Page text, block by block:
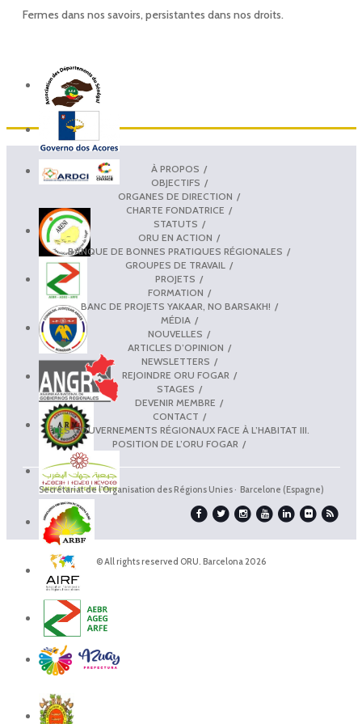
Fermes dans nos savoirs, persistantes dans nos droits.
À PROPOS
OBJECTIFS
ORGANES DE DIRECTION
CHARTE FONDATRICE
STATUTS
ORU EN ACTION
BANQUE DE BONNES PRATIQUES RÉGIONALES
GROUPES DE TRAVAIL
PROJETS
FORMATION
BANC DE PROJETS YAKAAR, NO BARSAKH!
MÉDIA
NOUVELLES
ARTICLES D’OPINION
NEWSLETTERS
REJOINDRE ORU FOGAR
STAGES
DEVENIR MEMBRE
CONTACT
LES GOUVERNEMENTS RÉGIONAUX FACE À L’HABITAT III.
POSITION DE L’ORU FOGAR
Secrétariat de l'Organisation des Régions Unies · Barcelone (Espagne)
© All rights reserved ORU. Barcelona 2026